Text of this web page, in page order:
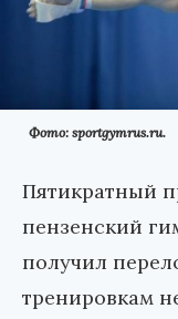
Фото: sportgymrus.ru.
Пятикратный
пензенский
получил
тренировкам